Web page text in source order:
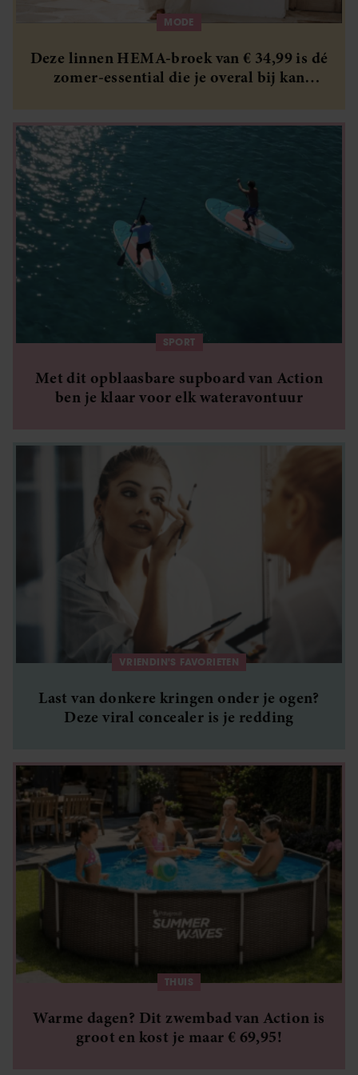
verzameld op basis van uw gebruik van hun services. U
gaat akkoord met onze cookies als u onze website blijft
gebruiken.
MODE
Deze linnen HEMA-broek van € 34,99 is dé
zomer-essential die je overal bij kan
SPORT
Met dit opblaasbare supboard van Action
ben je klaar voor elk wateravontuur
VRIENDIN'S FAVORIETEN
Last van donkere kringen onder je ogen?
Deze viral concealer is je redding
THUIS
Warme dagen? Dit zwembad van Action is
groot en kost je maar € 69,95!